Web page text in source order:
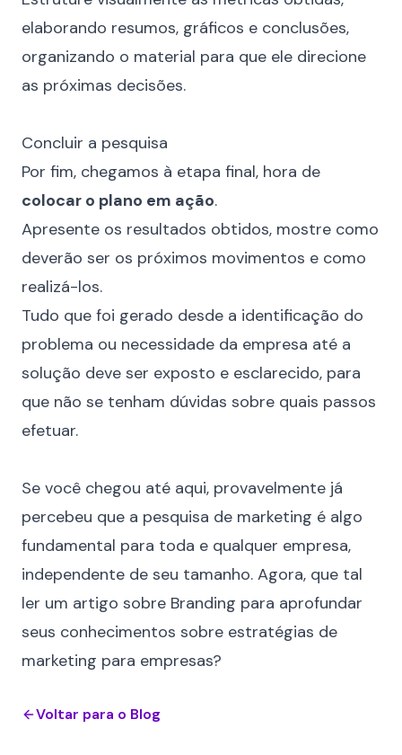
elaborando resumos, gráficos e conclusões,
organizando o material para que ele direcione
as próximas decisões.
Concluir a pesquisa
Por fim, chegamos à etapa final, hora de
colocar o plano em ação.
Apresente os resultados obtidos, mostre como
deverão ser os próximos movimentos e como
realizá-los.
Tudo que foi gerado desde a identificação do
problema ou necessidade da empresa até a
solução deve ser exposto e esclarecido, para
que não se tenham dúvidas sobre quais passos
efetuar.
Se você chegou até aqui, provavelmente já
percebeu que a pesquisa de marketing é algo
fundamental para toda e qualquer empresa,
independente de seu tamanho. Agora, que tal
ler um artigo sobre Branding para aprofundar
seus conhecimentos sobre estratégias de
marketing para empresas?
Voltar para o Blog